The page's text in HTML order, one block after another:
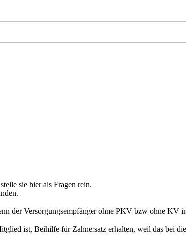
sie hier als Fragen rein.
der Versorgungsempfänger ohne PKV bzw ohne KV
ist, Beihilfe für Zahnersatz erhalten, weil das bei